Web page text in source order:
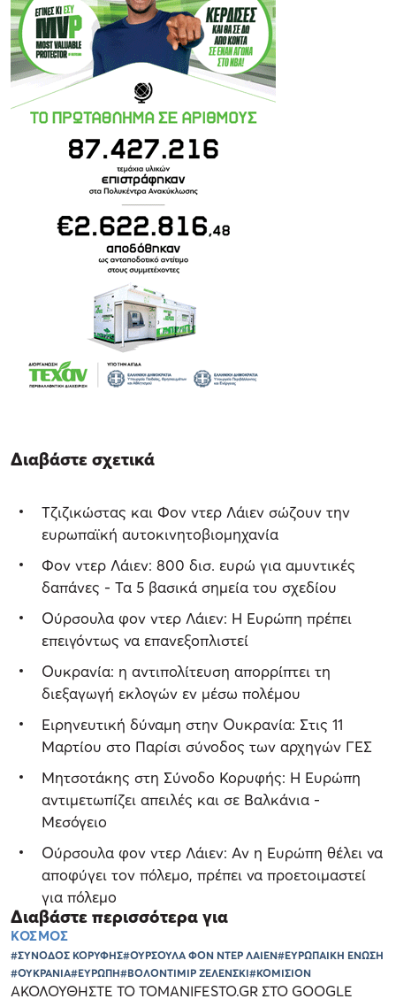
Διαβάστε σχετικά
Τζιζικώστας και Φον ντερ Λάιεν σώζουν την
ευρωπαϊκή αυτοκινητοβιομηχανία
Φον ντερ Λάιεν: 800 δισ. ευρώ για αμυντικές
δαπάνες - Τα 5 βασικά σημεία του σχεδίου
Ούρσουλα φον ντερ Λάιεν: Η Ευρώπη πρέπει
επειγόντως να επανεξοπλιστεί
Ουκρανία: η αντιπολίτευση απορρίπτει τη
διεξαγωγή εκλογών εν μέσω πολέμου
Ειρηνευτική δύναμη στην Ουκρανία: Στις 11
Μαρτίου στο Παρίσι σύνοδος των αρχηγών ΓΕΣ
Μητσοτάκης στη Σύνοδο Κορυφής: Η Ευρώπη
αντιμετωπίζει απειλές και σε Βαλκάνια -
Μεσόγειο
Ούρσουλα φον ντερ Λάιεν: Αν η Ευρώπη θέλει να
αποφύγει τον πόλεμο, πρέπει να προετοιμαστεί
για πόλεμο
Διαβάστε περισσότερα για
ΚΟΣΜΟΣ
#ΣΥΝΟΔΟΣ ΚΟΡΥΦΗΣ#ΟΥΡΣΟΥΛΑ ΦΟΝ ΝΤΕΡ ΛΑΙΕΝ#ΕΥΡΩΠΑΙΚΗ ΕΝΩΣΗ
#ΟΥΚΡΑΝΙΑ#ΕΥΡΩΠΗ#ΒΟΛΟΝΤΙΜΙΡ ΖΕΛΕΝΣΚΙ#ΚΟΜΙΣΙΟΝ
ΑΚΟΛΟΥΘΗΣΤΕ ΤΟ TOMANIFESTO.GR ΣΤΟ GOOGLE